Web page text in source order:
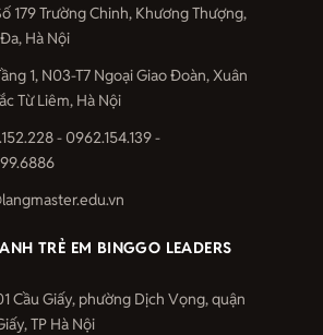
179 Trường Chinh, Khương Thượng,
Hà Nội
1, N03-T7 Ngoại Giao Đoàn, Xuân
Từ Liêm, Hà Nội
- 0962.154.139 -
TRẺ EM BINGGO LEADERS
Cầu Giấy, phường Dịch Vọng, quận
TP Hà Nội